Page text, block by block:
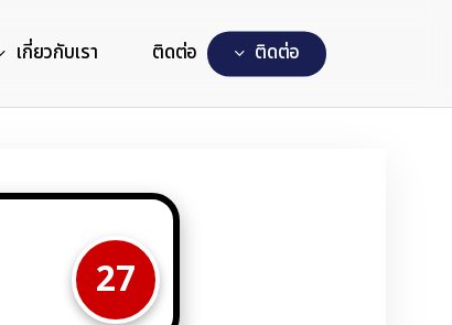
เกี่ยวกับเรา ติดต่อ ตดตอ
27